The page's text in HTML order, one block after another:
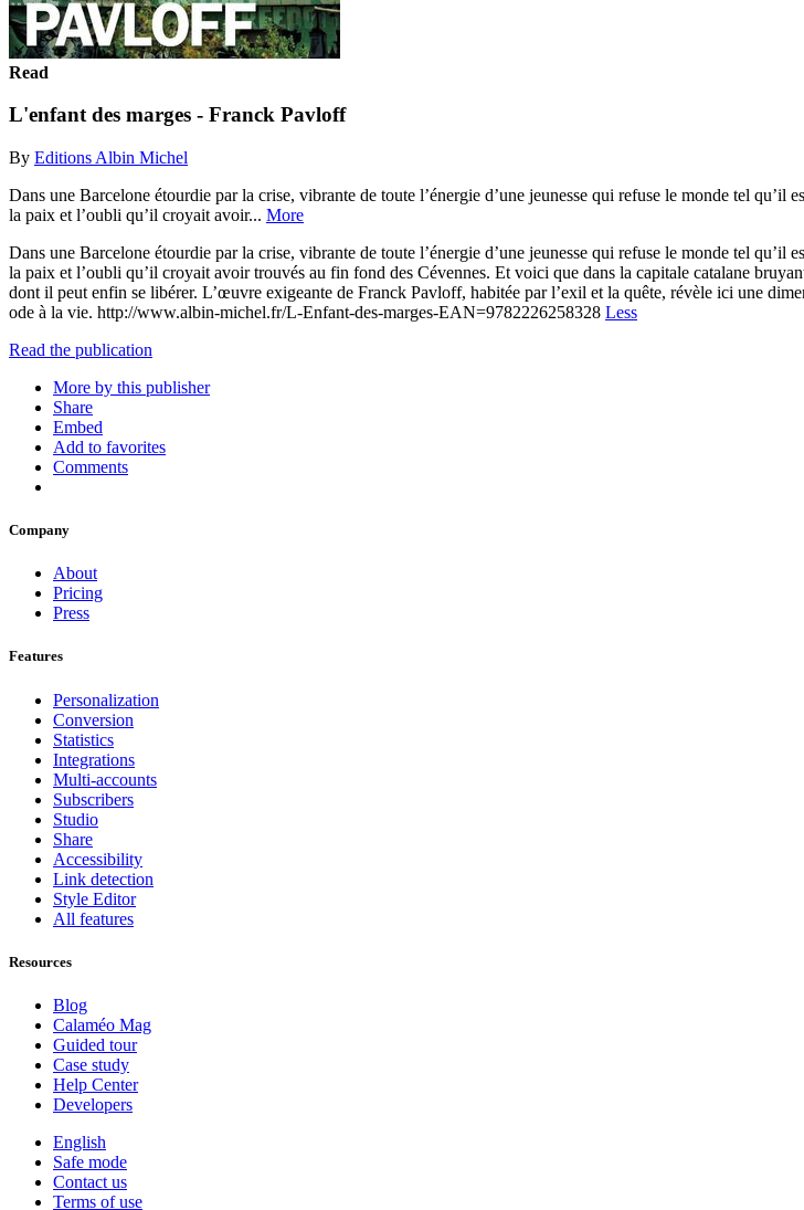
Read
L'enfant des marges - Franck Pavloff
By Editions Albin Michel
Dans une Barcelone étourdie par la crise, vibrante de toute l’énergie d’une jeunesse qui refuse le monde tel
la paix et l’oubli qu’il croyait avoir... More
Dans une Barcelone étourdie par la crise, vibrante de toute l’énergie d’une jeunesse qui refuse le monde tel
la paix et l’oubli qu’il croyait avoir trouvés au fin fond des Cévennes. Et voici que dans la capitale catalane
dont il peut enfin se libérer. L’œuvre exigeante de Franck Pavloff, habitée par l’exil et la quête, révèle ici une
ode à la vie. http://www.albin-michel.fr/L-Enfant-des-marges-EAN=9782226258328 Less
Read the publication
More by this publisher
Share
Embed
Add to favorites
Comments
Company
About
Pricing
Press
Features
Personalization
Conversion
Statistics
Integrations
Multi-accounts
Subscribers
Studio
Share
Accessibility
Link detection
Style Editor
All features
Resources
Blog
Calaméo Mag
Guided tour
Case study
Help Center
Developers
English
Safe mode
Contact us
Terms of use